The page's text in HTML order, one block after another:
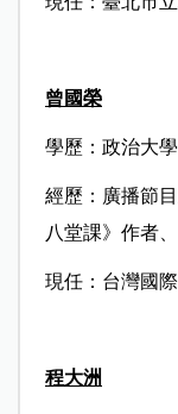
曾國榮
學歷：政治大
經歷：廣播節
八堂課》作者
現任：台灣國
程大洲